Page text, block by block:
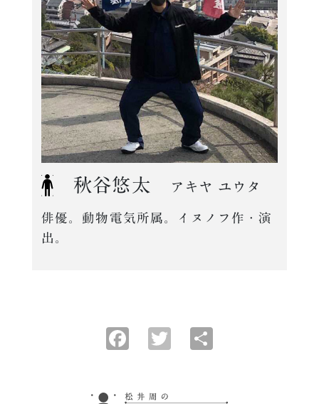
秋谷悠太 アキヤ ユウタ
俳優。動物電気所属。イヌノフ作・演
出。
Facebook
Twitter